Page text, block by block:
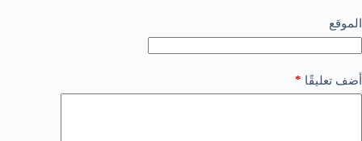
الموقع
أضف تعليقًا *